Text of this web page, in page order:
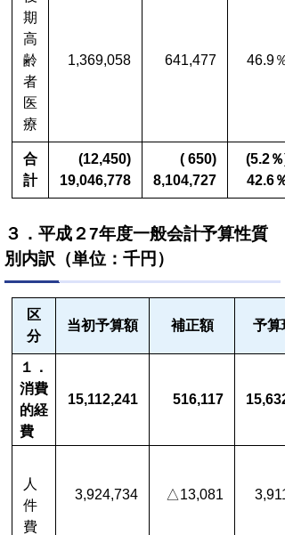
期
高
齢
者
医
療
1,369,058 641,477 46.9％
合
計
(12,450)
19,046,778
( 650)
8,104,727
(5.2％)
42.6％
３．平成２7年度一般会計予算性質
別内訳（単位：千円）
区
分
当初予算額 補正額 予算
１．
消費
的経
費
15,112,241 516,117
人
件
費
3,924,734 △13,081